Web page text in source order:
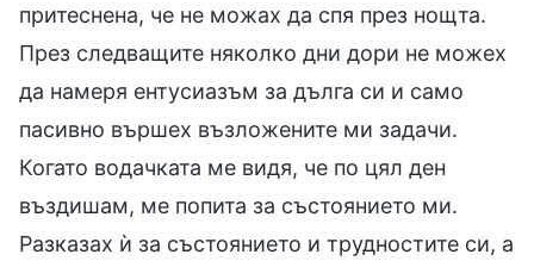
притеснена, че не можах да спя през нощта.
През следващите няколко дни дори не можех
да намеря ентусиазъм за дълга си и само
пасивно вършех възложените ми задачи.
Когато водачката ме видя, че по цял ден
въздишам, ме попита за състоянието ми.
Разказах ѝ за състоянието и трудностите си, а